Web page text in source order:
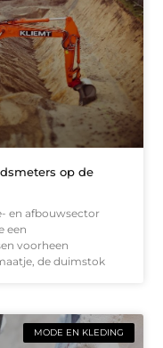
op de
en afbouwsector
een
voorheen
de duimstok
MODE EN KLEDING